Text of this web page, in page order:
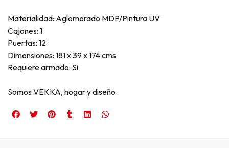
Materialidad: Aglomerado MDP/Pintura UV
Cajones: 1
Puertas: 12
Dimensiones: 181 x 39 x 174 cms
Requiere armado: Si
Somos VEKKA, hogar y diseño.